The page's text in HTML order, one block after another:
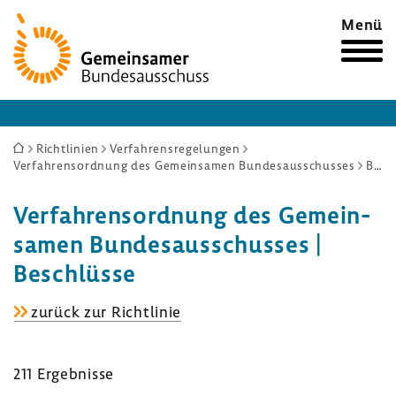
Zur
Startseite
Menü
Sie
sind
Richtlinien
Verfahrensregelungen
Verfahrensordnung des Gemeinsamen Bundesausschusses
Beschlüsse
Verfah­rens­ord­nung des Gemein­
samen Bundes­aus­schusses |
Beschlüsse
zurück zur Richt­linie
211 Ergeb­nisse